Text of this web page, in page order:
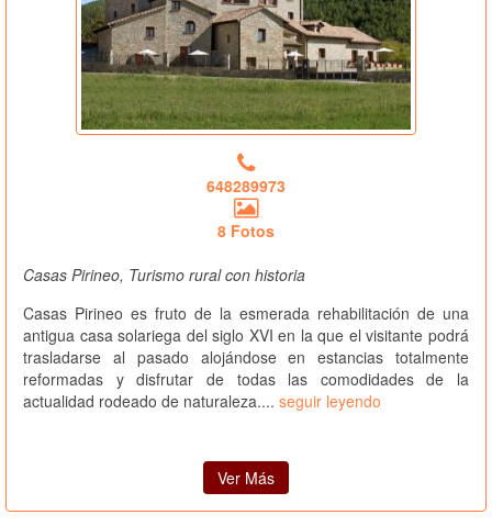
648289973
8 Fotos
Casas Pirineo, Turismo rural con historia
Casas Pirineo es fruto de la esmerada rehabilitación de una
antigua casa solariega del siglo XVI en la que el visitante podrá
trasladarse al pasado alojándose en estancias totalmente
reformadas y disfrutar de todas las comodidades de la
actualidad rodeado de naturaleza.... seguir leyendo
Ver Más